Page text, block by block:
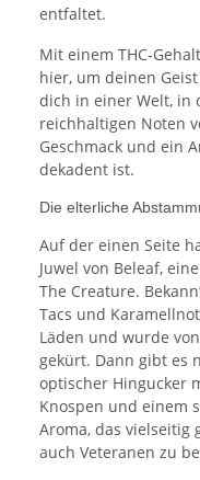
entfaltet.
Mit einem THC-
hier, um deinen
dich in einer Welt, in
reichhaltigen Noten
Geschmack und ein
dekadent ist.
Die elterliche
Auf der einen Seite
Juwel von Beleaf,
The Creature.
Tacs und
Läden und wurde
gekürt. Dann gibt es
optischer Hingucker
Knospen und einem
Aroma, das vielseitig
auch Veteranen zu